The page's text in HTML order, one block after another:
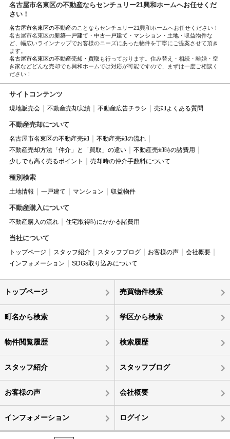
名古屋市名東区の不動産ならセンチュリー21興和ホームへお任せくだ
さい！
名古屋市名東区の不動産のことならセンチュリー21興和ホームへお任せください！
名古屋市名東区の新築一戸建て ・ 中古一戸建て ・ マンション ・ 土地・収益物件な
ど、幅広いラインナップでお客様のニーズにあった物件を丁寧にご提案させて頂き
ます。
名古屋市名東区の不動産売却・買取 も行っております。住み替え・相続・離婚・空
き家などどんな売却でも興和ホームでは対応が可能ですので、まずは一度ご相談く
ださい！
サイトコンテンツ
現地販売会 不動産売却実績 不動産広告チラシ 売却よくある質問
不動産売却について
名古屋市名東区の不動産売却
不動産売却の流れ
不動産売却方法「仲介」と「買取」の違い
不動産売却時の諸費用
少しでも高く売るポイント
売却時の仲介手数料について
種別検索
土地情報 一戸建て マンション 収益物件
不動産購入について
不動産購入の流れ 住宅取得時にかかる諸費用
当社について
トップページ スタッフ紹介 スタッフブログ お客様の声
会社概要
インフォメーション
SDGs取り込みについて
トップページ 売買物件検索
町名から検索 学区から検索
物件閲覧履歴 検索履歴
スタッフ紹介 スタッフブログ
お客様の声 会社概要
インフォメーション ログイン